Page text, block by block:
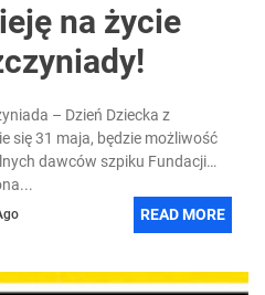
na życie
– Dzień Dziecka z
się 31 maja, będzie możliwość
dawców szpiku Fundacji
READ MORE